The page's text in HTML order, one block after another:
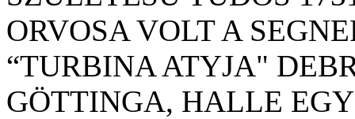
ORVOSA VOLT A
“TURBINA ATYJA"
GÖTTINGA, HALLE